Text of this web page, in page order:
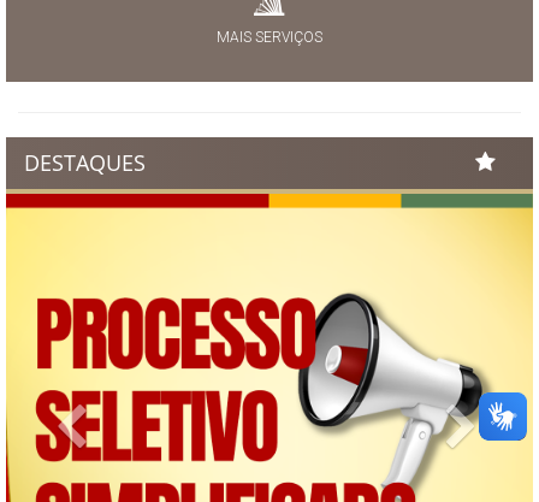
MAIS SERVIÇOS
DESTAQUES
Previous Next